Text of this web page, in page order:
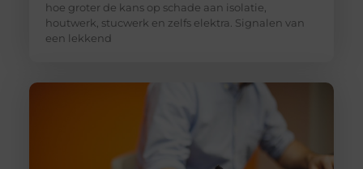
hoe groter de kans op schade aan isolatie,
houtwerk, stucwerk en zelfs elektra. Signalen van
een lekkend